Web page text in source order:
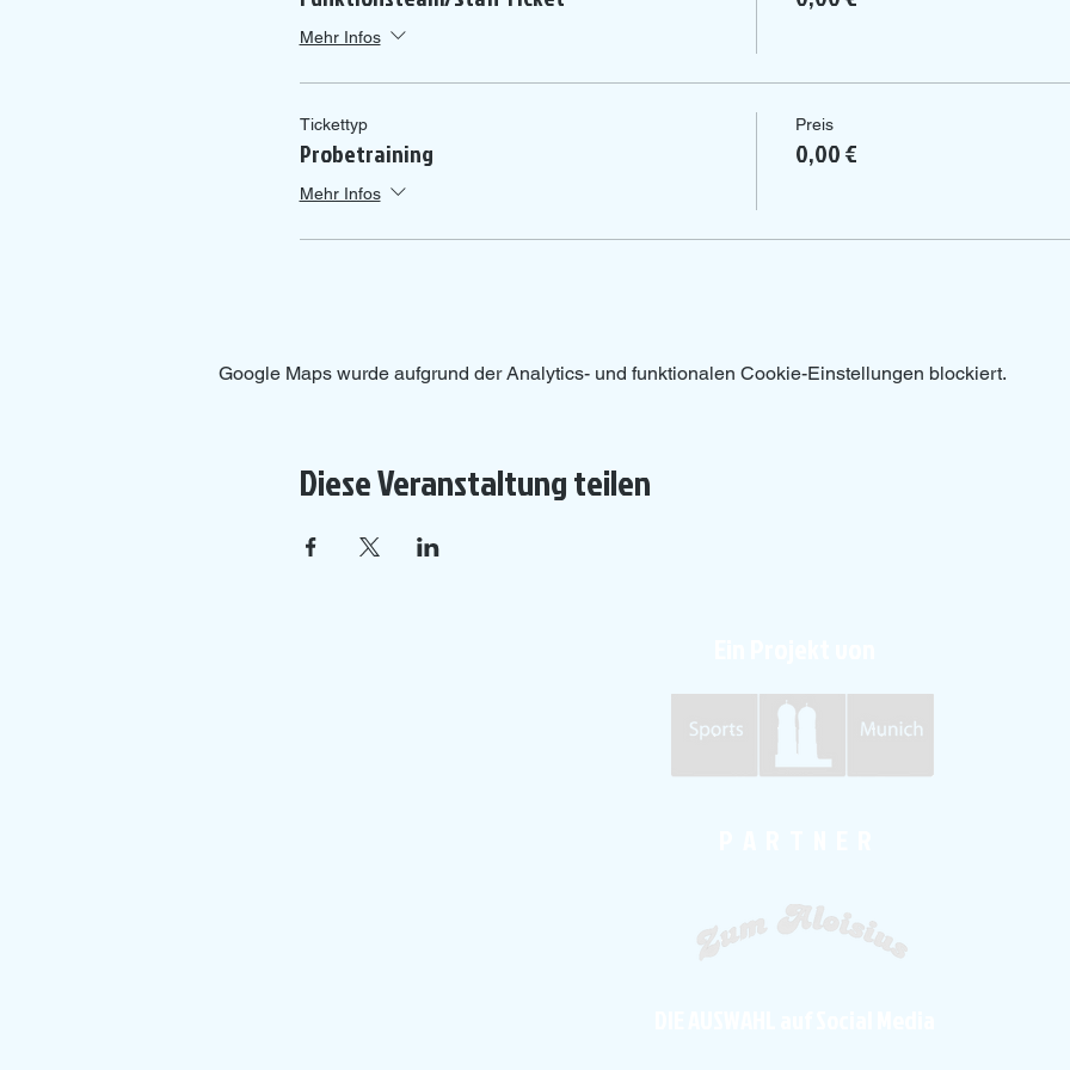
Mehr Infos
Tickettyp
Probetraining
Mehr Infos
Preis
0,00 €
Google Maps wurde aufgrund der Analytics- und funktionalen Cookie-Einstellungen blockiert.
Diese Veranstaltung teilen